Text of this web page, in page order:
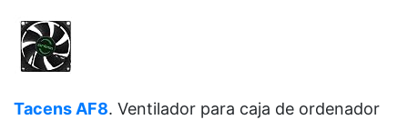
Tacens AF8. Ventilador para caja de ordenador